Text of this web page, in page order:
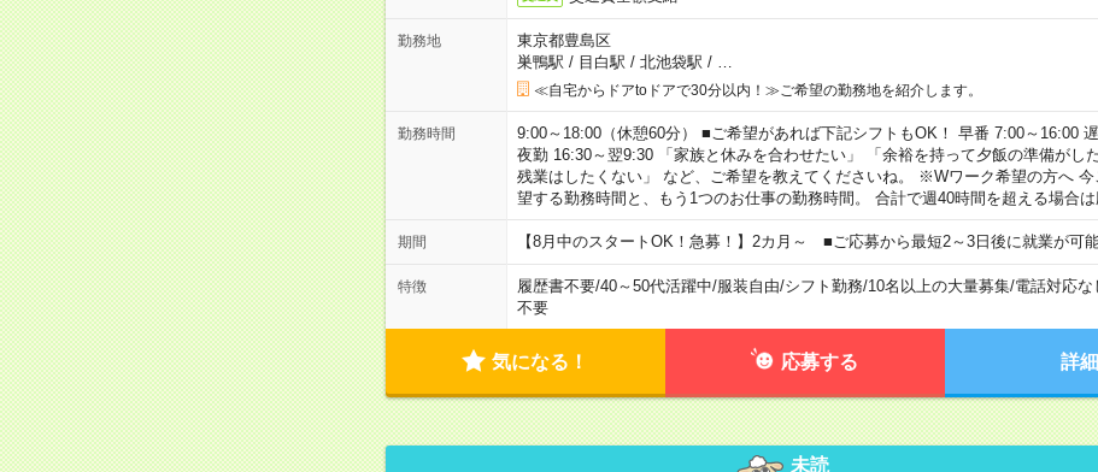
勤務地
東京都豊島区
巣鴨駅 / 目白駅 / 北池袋駅 /
≪自宅からドアtoドアで30分以内！≫ご希望の勤務地を紹介します。
勤務時間
9:00～18:00（休憩60分） ■ご希望があれば下記シフトもOK！ 早番 7:00～16:00
夜勤 16:30～翌9:30 「家族と休みを合わせたい」 「余裕を持って夕飯の準備がし
残業はしたくない」 など、ご希望を教えてくださいね。 ※Wワーク希望の方へ
望する勤務時間と、もう1つのお仕事の勤務時間。 合計で週40時間を超える場合は
期間 【8月中のスタートOK！急募！】2カ月～ ■ご応募から最短2～3日後に就業が可
特徴 履歴書不要/40～50代活躍中/服装自由/シフト勤務/10名以上の大量募集/電話対応な
不要
気になる！ 応募する 詳
未読